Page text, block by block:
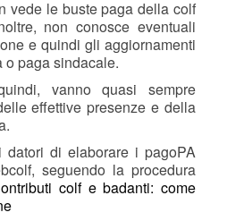
vede le buste paga della colf
non conosce eventuali
e quindi gli aggiornamenti
paga sindacale.
vanno quasi sempre
effettive presenze e della
di elaborare i pagoPA
seguendo la procedura
colf e badanti: come